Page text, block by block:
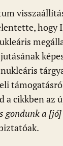
hogy
cikkben az
gondunk a [jó]